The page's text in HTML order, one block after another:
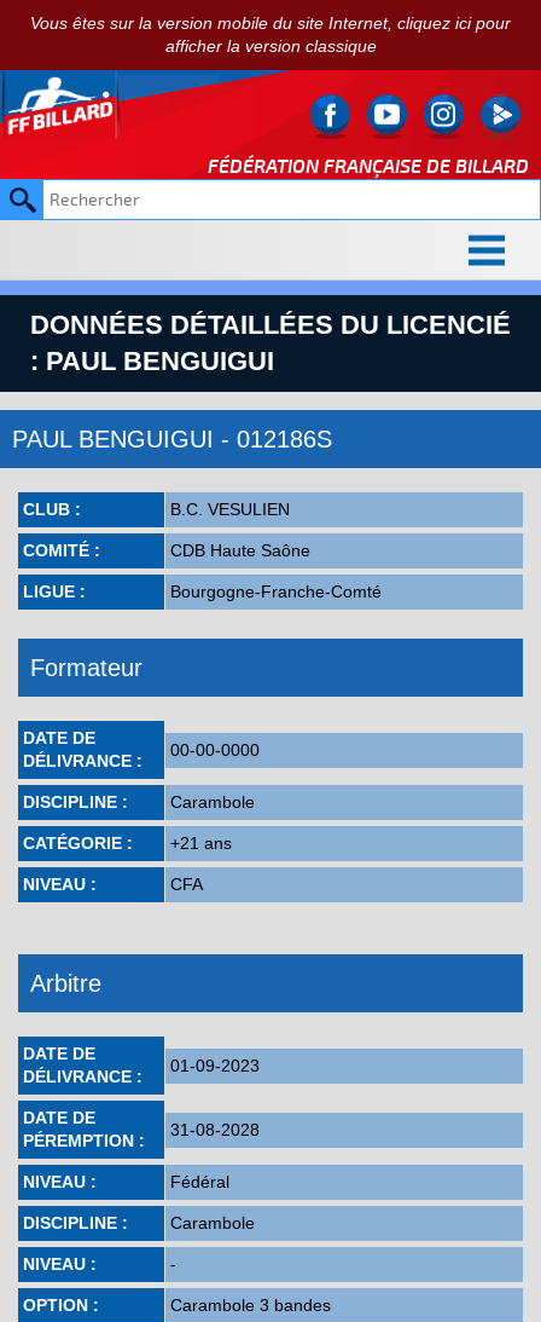
Vous êtes sur la version mobile du site Internet, cliquez ici pour
afficher la version classique
FÉDÉRATION FRANÇAISE DE BILLARD
DONNÉES DÉTAILLÉES DU LICENCIÉ
: PAUL BENGUIGUI
PAUL BENGUIGUI - 012186S
CLUB : B.C. VESULIEN
COMITÉ : CDB Haute Saône
LIGUE : Bourgogne-Franche-Comté
Formateur
DATE DE
DÉLIVRANCE :
00-00-0000
DISCIPLINE : Carambole
CATÉGORIE : +21 ans
NIVEAU : CFA
Arbitre
DATE DE
DÉLIVRANCE :
01-09-2023
DATE DE
PÉREMPTION :
31-08-2028
NIVEAU : Fédéral
DISCIPLINE : Carambole
NIVEAU : -
OPTION : Carambole 3 bandes